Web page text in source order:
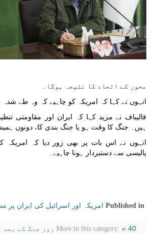
محور کے اتحاد کا نتیجہ ہوگا۔
انہوں نے کہا کہ امریکہ کو چاہیے کہ وہ طے
قالیباف نے مزید کہا کہ ایران اور مقاومتی
ہیں۔ جنگ کا وقت ہو یا جنگ بندی کا، دونوں
انہوں نے اس بات پر بھی زور دیا کہ امریکہ
پالیسی سے دستبردار ہونا چاہیے۔
Published in امریکہ اور اسرائیل کی ایران
More in this category: « 40 روز جنگ کے